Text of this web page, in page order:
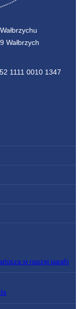
Wałbrzych
1111 0010 1347
w naszej parafii